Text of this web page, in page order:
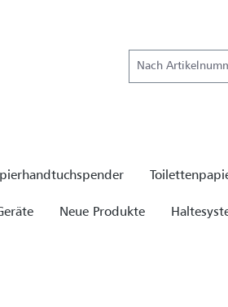
Neue Produkte